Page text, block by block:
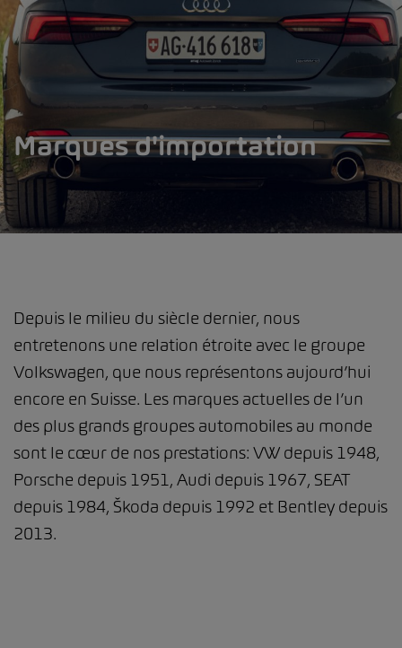
Marques d'importation
Depuis le milieu du siècle dernier, nous
entretenons une relation étroite avec le groupe
Volkswagen, que nous représentons aujourd’hui
encore en Suisse. Les marques actuelles de l’un
des plus grands groupes automobiles au monde
sont le cœur de nos prestations: VW depuis 1948,
Porsche depuis 1951, Audi depuis 1967, SEAT
depuis 1984, Škoda depuis 1992 et Bentley depuis
2013.